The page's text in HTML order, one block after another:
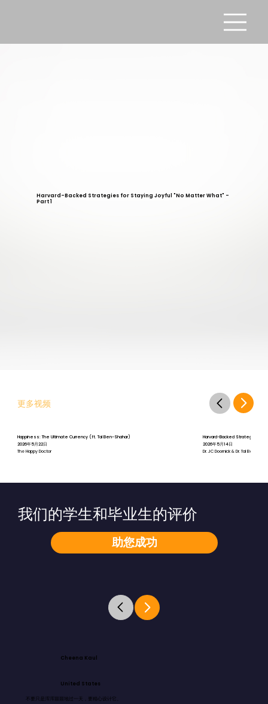
Harvard-Backed Strategies for Staying Joyful "No Matter What" -
Part 1
更多视频
Happiness: The Ultimate Currency (ft. Tal Ben-Shahar)
2026年5月22日
The Happy Doctor
Harvard-Backed Strategies for
2026年5月14日
Dr. JC Doornick & Dr. Tal Ben-
助您成功
我们的学生和毕业生的评价
Cheena Kaul
United States
不要只是浑浑噩噩地过一天，要精心设计它。